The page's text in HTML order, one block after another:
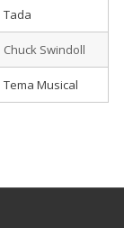
Tada
Chuck Swindoll
Tema Musical